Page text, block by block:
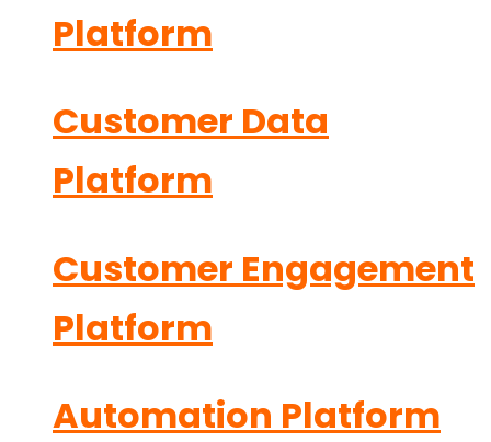
Platform
Customer Data
Platform
Customer Engagement
Platform
Automation Platform